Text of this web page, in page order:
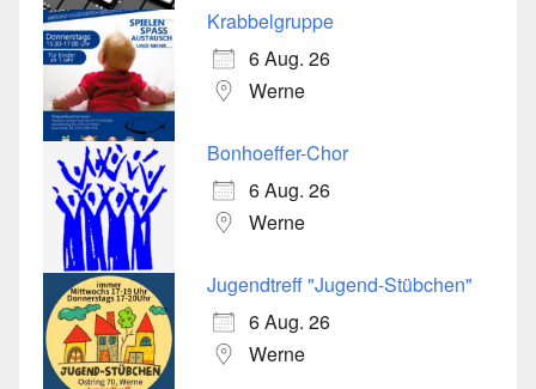
Krabbelgruppe
6 Aug. 26
Werne
Bonhoeffer-Chor
6 Aug. 26
Werne
Jugendtreff "Jugend-Stübchen"
6 Aug. 26
Werne